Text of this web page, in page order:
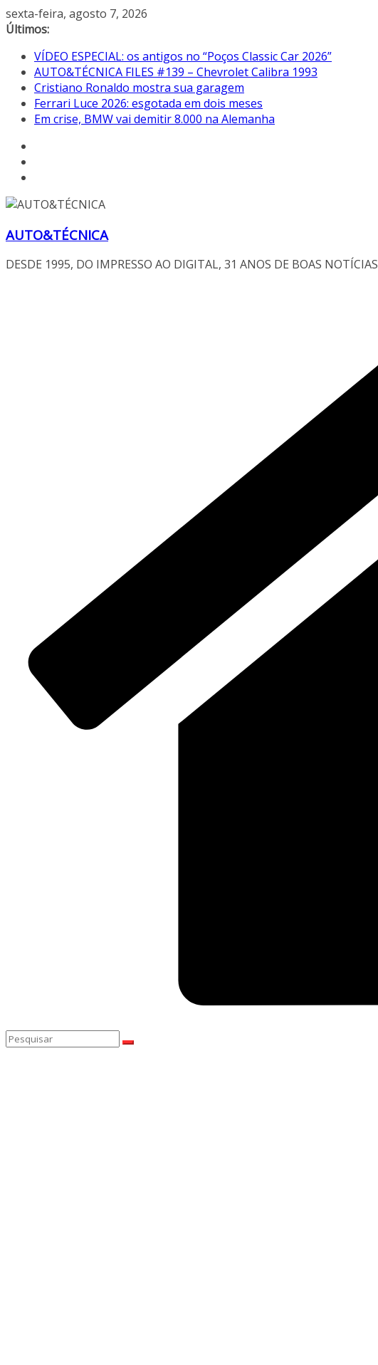
Pular
para
conteúdo
sexta-feira, agosto 7, 2026
Últimos:
VÍDEO ESPECIAL: os antigos no “Poços Classic Car 2026”
AUTO&TÉCNICA FILES #139 – Chevrolet Calibra 1993
Cristiano Ronaldo mostra sua garagem
Ferrari Luce 2026: esgotada em dois meses
Em crise, BMW vai demitir 8.000 na Alemanha
AUTO&TÉCNICA
DESDE 1995, DO IMPRESSO AO DIGITAL, 31 ANOS DE BOAS NOTÍCIAS